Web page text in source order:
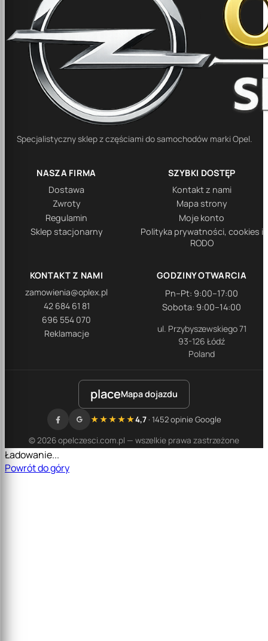
Specjalistyczny sklep z częściami do samochodów marki Opel.
NASZA FIRMA
Dostawa
Zwroty
Regulamin
Sklep stacjonarny
SZYBKI DOSTĘP
Kontakt z nami
Mapa strony
Moje konto
Polityka prywatności, cookies i
RODO
KONTAKT Z NAMI
zamowienia@oplex.pl
42 684 61 81
696 554 070
Reklamacje
GODZINY OTWARCIA
Pn–Pt: 9:00–17:00
Sobota: 9:00–14:00
ul. Przybyszewskiego 71
93-126 Łódź
Poland
placeMapa dojazdu
© 2026 opelczesci.com.pl — wszelkie prawa zastrzeżone
★★★★★4,7· 1452 opinie Google
Ładowanie...
Powrót do góry